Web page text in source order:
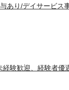
あり/デイサービス
経験歓迎、経験者優